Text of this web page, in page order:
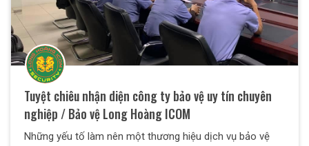
Tuyệt chiêu nhận diện công ty bảo vệ uy tín chuyên
nghiệp / Bảo vệ Long Hoàng ICOM
Những yếu tố làm nên một thương hiệu dịch vụ bảo vệ